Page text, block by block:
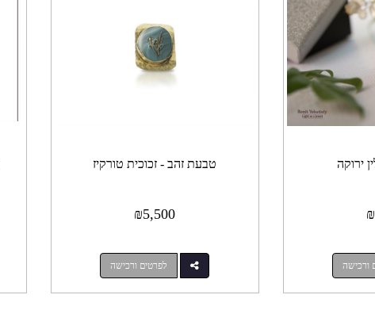
ירוקה
₪
ורכישה
טבעת זהב - זכוכית טורקיז
₪5,500
לפרטים ורכישה